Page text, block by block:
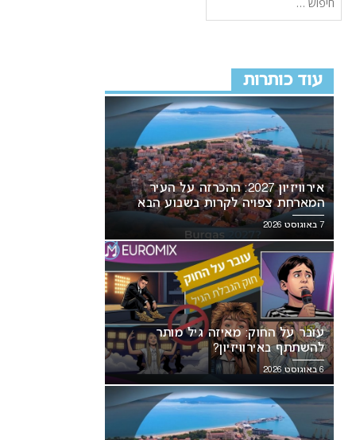
עוד כותרות
אירוויזיון 2027: ההכרזה על העיר
המארחת צפויה לקרות בשבוע הבא
7 באוגוסט 2026
עובר על החוק: מאיזה גיל מותר
להשתתף באירוויזיון?
6 באוגוסט 2026